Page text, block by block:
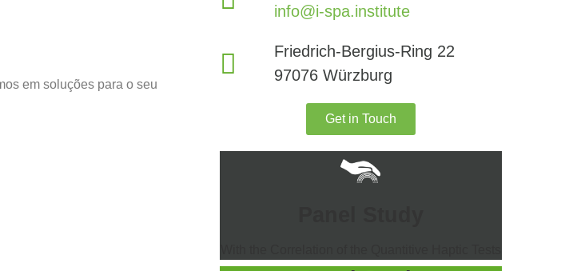
em soluções para o seu
info@i-spa.institute
Friedrich-Bergius-Ring 22
97076 Würzburg
Get in Touch